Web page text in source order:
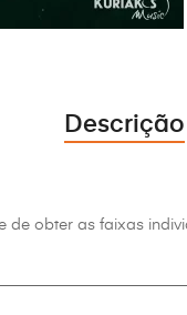
Descrição
obter as faixas